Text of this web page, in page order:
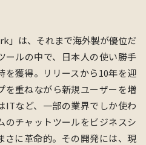
」 は、それまで海外製が優位だ
ールの中で、日本人の使い勝手
を獲得。リリースから10年を迎
を重ねながら新規ユーザーを増
ITなど、一部の業界でしか使わ
のチャットツールをビジネスシ
さに革命的。その開発には、現